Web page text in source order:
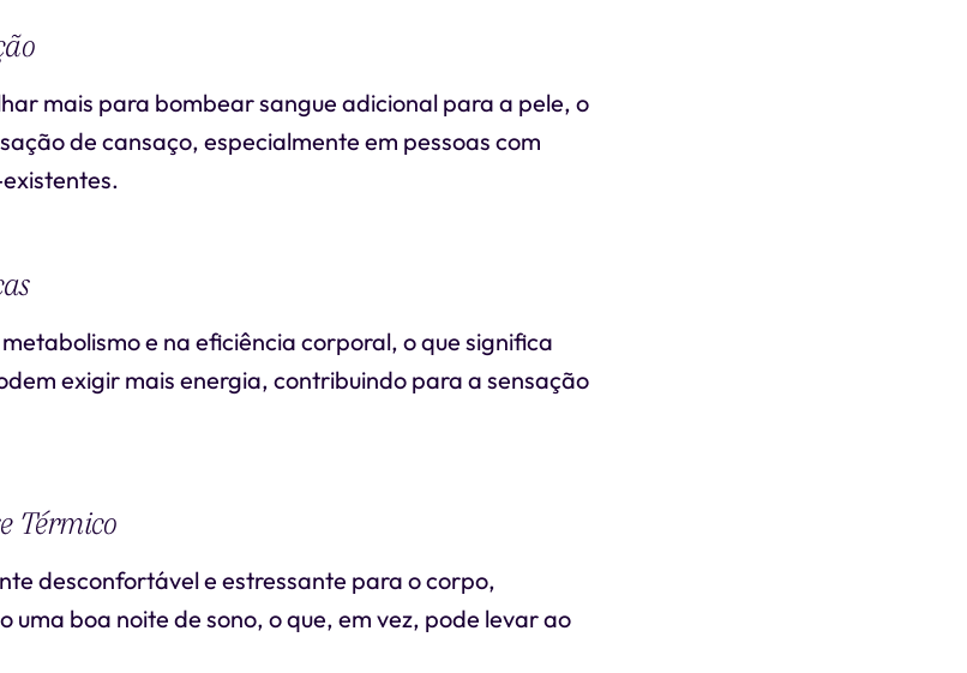
mais para bombear sangue adicional para a pele, o
de cansaço, especialmente em pessoas com
e na eficiência corporal, o que significa
exigir mais energia, contribuindo para a sensação
Térmico
desconfortável e estressante para o corpo,
uma boa noite de sono, o que, em vez, pode levar ao